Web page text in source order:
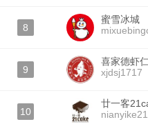
8
蜜雪冰城
9
喜家德虾
xjdsj1717
10
廿一客